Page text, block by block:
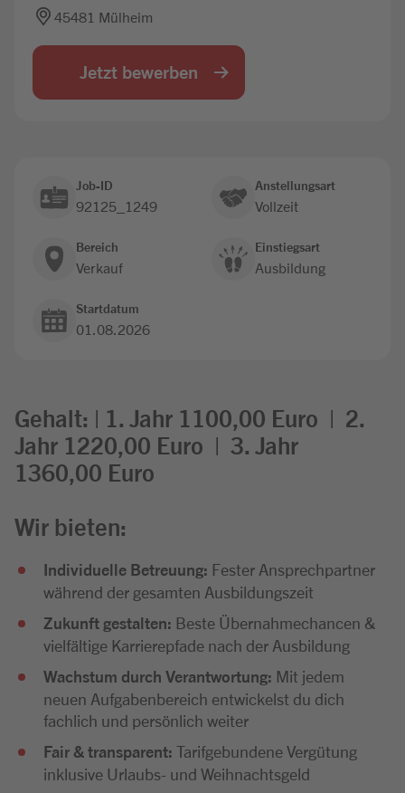
45481 Mülheim
Jetzt bewerben
Job-ID
92125_1249
Anstellungsart
Vollzeit
Bereich
Verkauf
Einstiegsart
Ausbildung
Startdatum
01.08.2026
Gehalt: | 1. Jahr 1100,00 Euro | 2.
Jahr 1220,00 Euro | 3. Jahr
1360,00 Euro
Wir bieten:
Individuelle Betreuung: Fester Ansprechpartner
während der gesamten Ausbildungszeit
Zukunft gestalten: Beste Übernahmechancen &
vielfältige Karrierepfade nach der Ausbildung
Wachstum durch Verantwortung: Mit jedem
neuen Aufgabenbereich entwickelst du dich
fachlich und persönlich weiter
Fair & transparent: Tarifgebundene Vergütung
inklusive Urlaubs- und Weihnachtsgeld